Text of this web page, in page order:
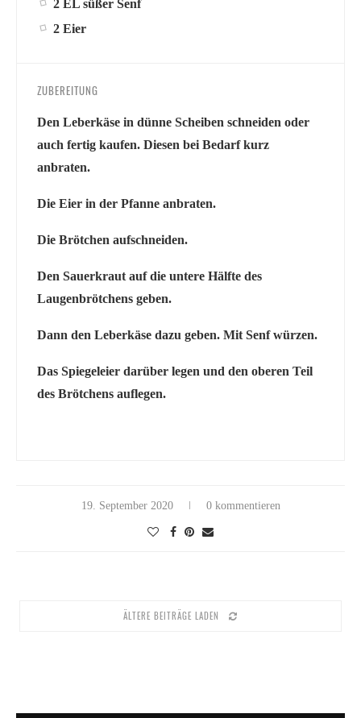
2 EL süßer Senf
2 Eier
ZUBEREITUNG
Den Leberkäse in dünne Scheiben schneiden oder
auch fertig kaufen. Diesen bei Bedarf kurz
anbraten.
Die Eier in der Pfanne anbraten.
Die Brötchen aufschneiden.
Den Sauerkraut auf die untere Hälfte des
Laugenbrötchens geben.
Dann den Leberkäse dazu geben. Mit Senf würzen.
Das Spiegeleier darüber legen und den oberen Teil
des Brötchens auflegen.
19. September 2020 0 kommentieren
ÄLTERE BEITRÄGE LADEN